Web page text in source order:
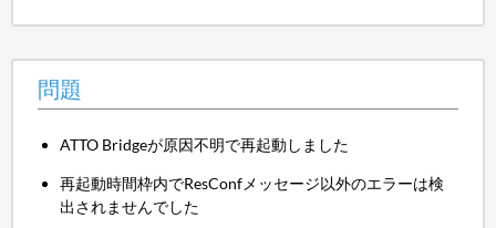
問題
ATTO Bridgeが原因不明で再起動しました
再起動時間枠内でResConfメッセージ以外のエラーは検
出されませんでした